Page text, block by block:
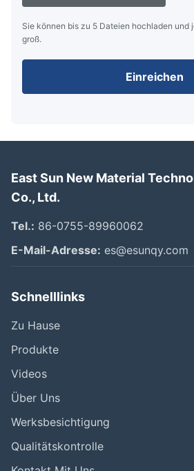
Sie können bis zu 5 Dateien hochladen und
groß.
Einreichen
East Sun New Material
Co., Ltd.
Tel.: 86-0755-89960062
E-Mail-Adresse: es@esunqy.com
Schnelllinks
Zu Hause
Produkte
Videos
Über Uns
Werksbesichtigung
Qualitätskontrolle